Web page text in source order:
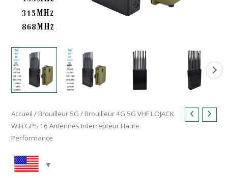
Accueil / Brouilleur 5G / Brouilleur 4G 5G VHF LOJACK
WiFi GPS 16 Antennes Intercepteur Haute
Performance